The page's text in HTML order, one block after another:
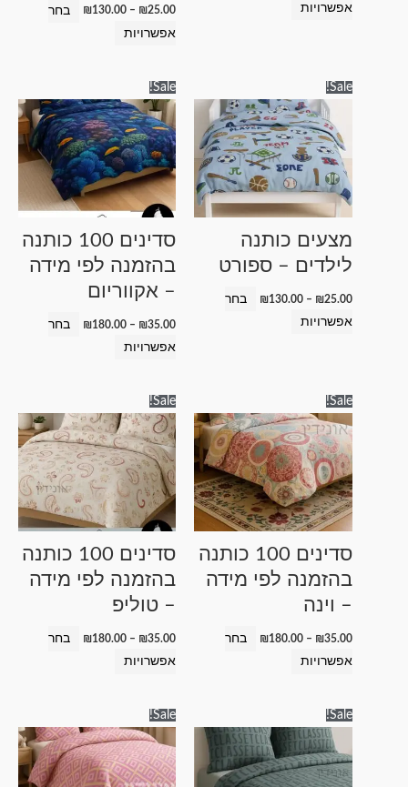
אפשרויות
₪25.00
–
₪ 130.00
בחר
אפשרויות
Sale!
מצעים כותנה
לילדים – ספורט
₪25.00
–
₪130.00
מחירים:
⁦₪25.00⁩
עד
⁦₪130.00⁩
בחר
אפשרויות
זה
יש
מספר
סוגים.
ניתן
את
האפשרויות
Sale!
סדינים 100 כותנה
בהזמנה לפי מידה
– אקווריום
₪35.00
–
₪180.00
מחירים:
⁦₪35.00⁩
עד
⁦₪180.00⁩
בחר
אפשרויות
זה
יש
מספר
סוגים.
ניתן
את
האפשרויות
בעמוד
Sale!
סדינים 100 כותנה
בהזמנה לפי מידה
– וינה
₪35.00
–
₪180.00
מחירים:
⁦₪35.00⁩
עד
⁦₪180.00⁩
בחר
אפשרויות
זה
יש
מספר
סוגים.
ניתן
את
האפשרויות
Sale!
סדינים 100 כותנה
בהזמנה לפי מידה
– טוליפ
₪35.00
–
₪180.00
מחירים:
⁦₪35.00⁩
עד
⁦₪180.00⁩
בחר
אפשרויות
זה
יש
מספר
סוגים.
ניתן
את
האפשרויות
בעמוד
Sale!
מחירים:
עד
⁦₪180.00⁩
זה
יש
מספר
Sale!
מחירים:
⁦₪35.00⁩
עד
זה
יש
מספר